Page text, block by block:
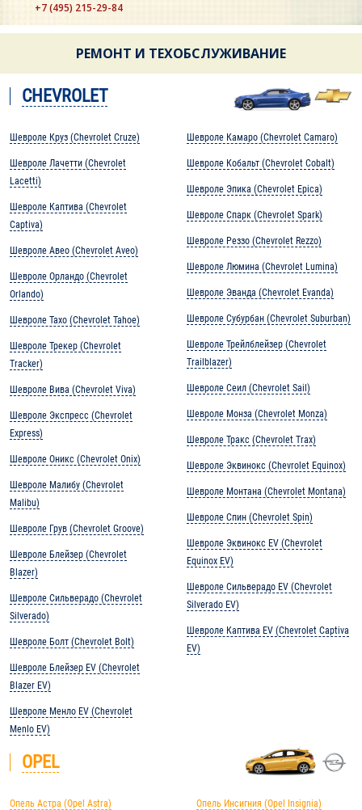
+7 (495) 215-29-84
РЕМОНТ И ТЕХОБСЛУЖИВАНИЕ
CHEVROLET
Шевроле Круз (Chevrolet Cruze)
Шевроле Лачетти (Chevrolet
Lacetti)
Шевроле Каптива (Chevrolet
Captiva)
Шевроле Авео (Chevrolet Aveo)
Шевроле Орландо (Chevrolet
Orlando)
Шевроле Тахо (Chevrolet Tahoe)
Шевроле Трекер (Chevrolet
Tracker)
Шевроле Вива (Chevrolet Viva)
Шевроле Экспресс (Chevrolet
Express)
Шевроле Оникс (Chevrolet Onix)
Шевроле Малибу (Chevrolet
Malibu)
Шевроле Грув (Chevrolet Groove)
Шевроле Блейзер (Chevrolet
Blazer)
Шевроле Сильверадо (Chevrolet
Silverado)
Шевроле Болт (Chevrolet Bolt)
Шевроле Блейзер EV (Chevrolet
Blazer EV)
Шевроле Менло EV (Chevrolet
Menlo EV)
Шевроле Камаро (Chevrolet Camaro)
Шевроле Кобальт (Chevrolet Cobalt)
Шевроле Эпика (Chevrolet Epica)
Шевроле Спарк (Chevrolet Spark)
Шевроле Реззо (Chevrolet Rezzo)
Шевроле Люмина (Chevrolet Lumina)
Шевроле Эванда (Chevrolet Evanda)
Шевроле Субурбан (Chevrolet Suburban)
Шевроле Трейлблейзер (Chevrolet
Trailblazer)
Шевроле Сеил (Chevrolet Sail)
Шевроле Монза (Chevrolet Monza)
Шевроле Тракс (Chevrolet Trax)
Шевроле Эквинокс (Chevrolet Equinox)
Шевроле Монтана (Chevrolet Montana)
Шевроле Спин (Chevrolet Spin)
Шевроле Эквинокс EV (Chevrolet
Equinox EV)
Шевроле Сильверадо EV (Chevrolet
Silverado EV)
Шевроле Каптива EV (Chevrolet Captiva
EV)
OPEL
Опель Астра (Opel Astra) Опель Инсигния (Opel Insignia)